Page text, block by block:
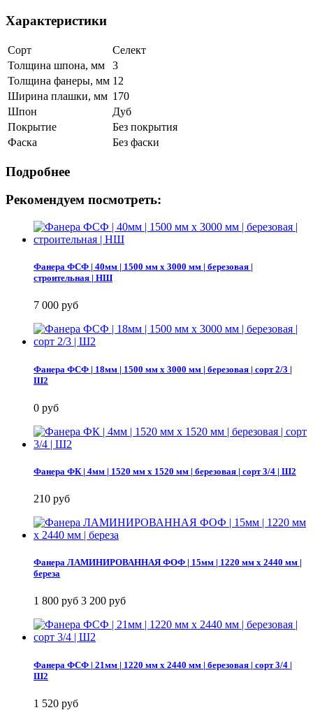
Характеристики
Сорт
Селект
Толщина шпона, мм
3
Толщина фанеры, мм 12
Ширина плашки, мм 170
Шпон
Дуб
Покрытие
Без покрытия
Фаска
Без фаски
Подробнее
Рекомендуем посмотреть:
Фанера ФСФ | 40мм | 1500 мм х 3000 мм | березовая |
строительная | НШ
7 000 руб
Фанера ФСФ | 18мм | 1500 мм х 3000 мм | березовая | сорт 2/3 |
Ш2
0 руб
Фанера ФК | 4мм | 1520 мм х 1520 мм | березовая | сорт 3/4 | Ш2
210 руб
Фанера ЛАМИНИРОВАННАЯ ФОФ | 15мм | 1220 мм х 2440 мм |
береза
1 800 руб 3 200 руб
Фанера ФСФ | 21мм | 1220 мм х 2440 мм | березовая | сорт 3/4 |
Ш2
1 520 руб